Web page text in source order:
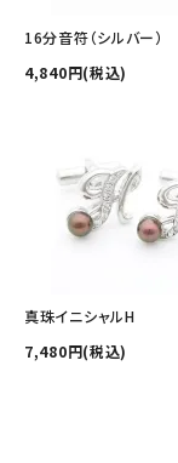
16分音符（シルバー）
4,840円(税込)
真珠イニシャルH
7,480円(税込)